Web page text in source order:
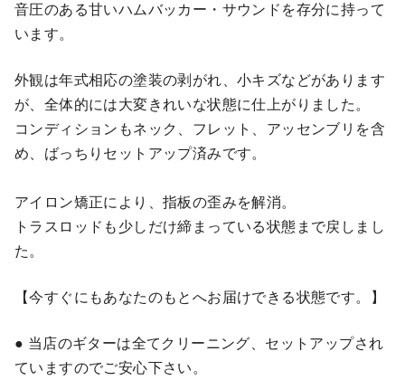
音圧のある甘いハムバッカー・サウンドを存分に持って
います。
外観は年式相応の塗装の剥がれ、小キズなどがあります
が、全体的には大変きれいな状態に仕上がりました。
コンディションもネック、フレット、アッセンブリを含
め、ばっちりセットアップ済みです。
アイロン矯正により、指板の歪みを解消。
トラスロッドも少しだけ締まっている状態まで戻しまし
た。
【今すぐにもあなたのもとへお届けできる状態です。】
● 当店のギターは全てクリーニング、セットアップされ
ていますのでご安心下さい。